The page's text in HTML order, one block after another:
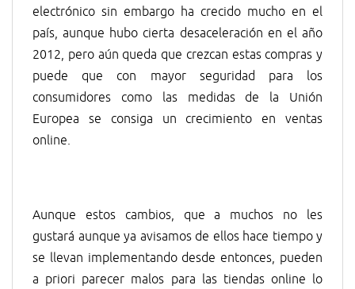
electrónico sin embargo ha crecido mucho en el
país, aunque hubo cierta desaceleración en el año
2012, pero aún queda que crezcan estas compras y
puede que con mayor seguridad para los
consumidores como las medidas de la Unión
Europea se consiga un crecimiento en ventas
online.
Aunque estos cambios, que a muchos no les
gustará aunque ya avisamos de ellos hace tiempo y
se llevan implementando desde entonces, pueden
a priori parecer malos para las tiendas online lo